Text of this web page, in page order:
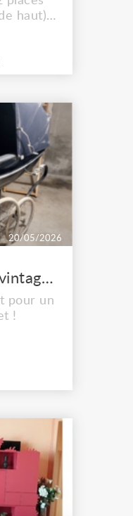
haut),
bois
avec
2017 et
20/05/2026
Landau ancien vintage marque Wilson
pour un
!